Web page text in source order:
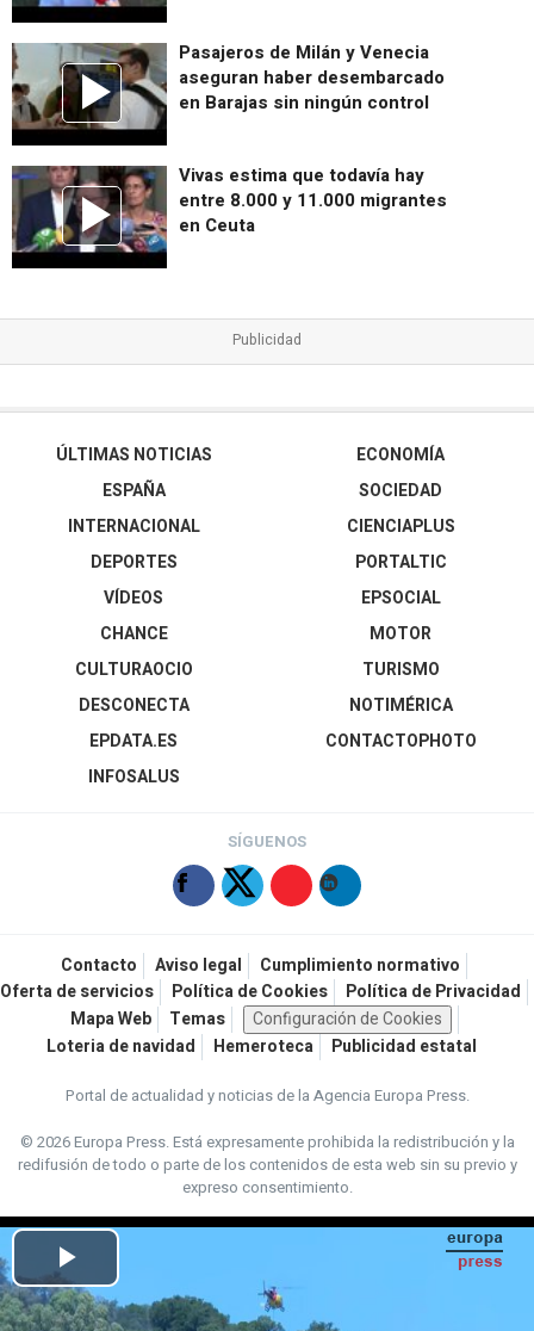
Pasajeros de Milán y Venecia
aseguran haber desembarcado
en Barajas sin ningún control
Vivas estima que todavía hay
entre 8.000 y 11.000 migrantes
en Ceuta
ÚLTIMAS NOTICIAS
ESPAÑA
INTERNACIONAL
DEPORTES
VÍDEOS
ECONOMÍA
SOCIEDAD
CIENCIAPLUS
PORTALTIC
EPSOCIAL
CHANCE
CULTURAOCIO
DESCONECTA
EPDATA.ES
INFOSALUS
MOTOR
TURISMO
NOTIMÉRICA
CONTACTOPHOTO
SÍGUENOS
Contacto Aviso legal
Cumplimiento normativo
Oferta de servicios
Política de Cookies
Política de Privacidad
Mapa Web
Temas
Configuración de Cookies
Loteria de navidad
Hemeroteca Publicidad estatal
Portal de actualidad y noticias de la Agencia Europa Press.
© 2026 Europa Press.Está expresamente prohibida la redistribución y la
redifusión de todo o parte de los contenidos de esta web sin su previo y
expreso consentimiento.